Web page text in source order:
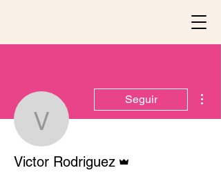
Victor Rodriguez
Seguir
Victor Rodriguez